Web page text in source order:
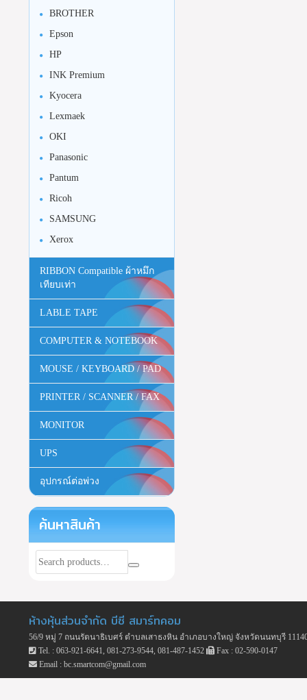
BROTHER
Epson
HP
INK Premium
Kyocera
Lexmaek
OKI
Panasonic
Pantum
Ricoh
SAMSUNG
Xerox
RIBBON Compatible ผ้าหมึก
เทียบเท่า
LABLE TAPE
COMPUTER & NOTEBOOK
MOUSE / KEYBOARD / PAD
PRINTER / SCANNER / FAX
MONITOR
UPS
อุปกรณ์ต่อพ่วง
ค้นหาสินค้า
ห้างหุ้นส่วนจำกัด บีซี สมาร์ทคอม
56/9 หมู่ 7 ถนนรัตนาธิเบศร์ ตำบลเสาธงหิน อำเภอบางใหญ่ จังหวัดนนทบุรี
Tel. : 063-921-6641, 081-273-9544, 081-487-1452
Fax : 02-590-0147
Email : bc.smartcom@gmail.com